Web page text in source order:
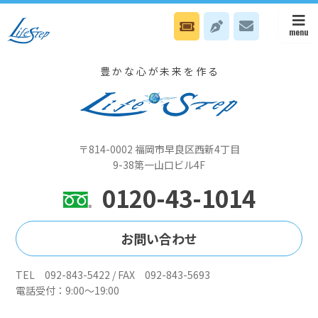
1月28日(水）本部は会長の電話Nスタイル日、八幡オフィスは健やかセ
ミナーです
豊かな心が未来を作る
〒814-0002 福岡市早良区西新4丁目
9-38第一山口ビル4F
0120-43-1014
お問い合わせ
TEL 092-843-5422 / FAX 092-843-5693
電話受付：9:00～19:00